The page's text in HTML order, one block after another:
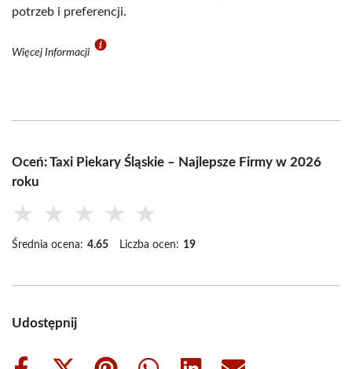
potrzeb i preferencji.
Więcej Informacji
Oceń: Taxi Piekary Śląskie – Najlepsze Firmy w 2026
roku
★ ★ ★ ★ ★
Średnia ocena: 4.65 Liczba ocen: 19
Udostępnij